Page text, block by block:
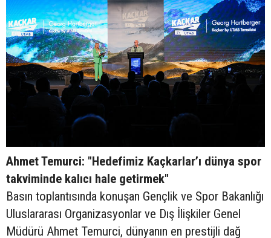
Ahmet Temurci: "Hedefimiz Kaçkarlar’ı dünya spor
takviminde kalıcı hale getirmek"
Basın toplantısında konuşan Gençlik ve Spor Bakanlığı
Uluslararası Organizasyonlar ve Dış İlişkiler Genel
Müdürü Ahmet Temurci, dünyanın en prestijli dağ